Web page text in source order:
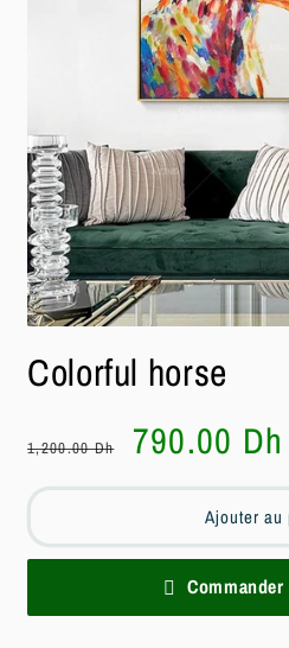
média
1
fenêtre
modale
Colorful horse
habituel
1,200.00 Dh
Prix
soldé
790.00 Dh
Ajouter au